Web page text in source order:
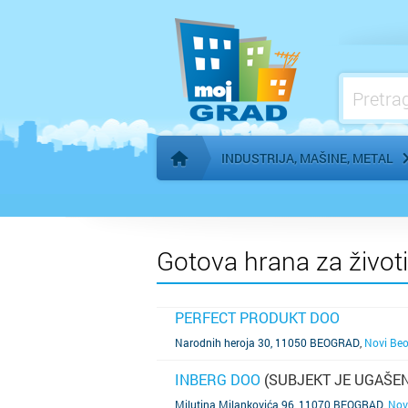
Početna stranica
INDUSTRIJA, MAŠINE, METAL
Obrada i zaštita metala
Oprema za industrijsku kontrolu
Oprema za poljoprivredu
Gotova hrana za
PERFECT PRODUKT DOO
Narodnih heroja 30, 11050 BEOGRAD Novi
INBERG DOO (SUBJEKT JE
Milutina Milankovića 96, 11070 BEOGRAD